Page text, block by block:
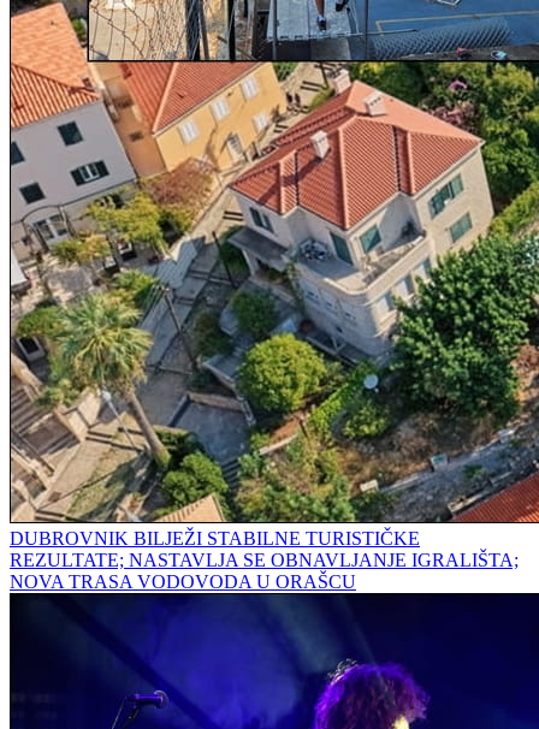
DUBROVNIK BILJEŽI STABILNE TURISTIČKE
REZULTATE; NASTAVLJA SE OBNAVLJANJE IGRALIŠTA;
NOVA TRASA VODOVODA U ORAŠCU